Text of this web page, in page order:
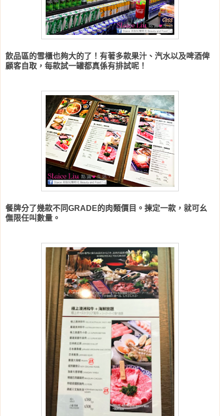
飲品區的雪櫃也夠大的了！有著多款果汁、汽水以及啤酒俾
顧客自取，每款試一罐都真係有排試呢！
餐牌分了幾款不同GRADE的肉類價目。揀定一款，就可幺
㒇限任叫數量。